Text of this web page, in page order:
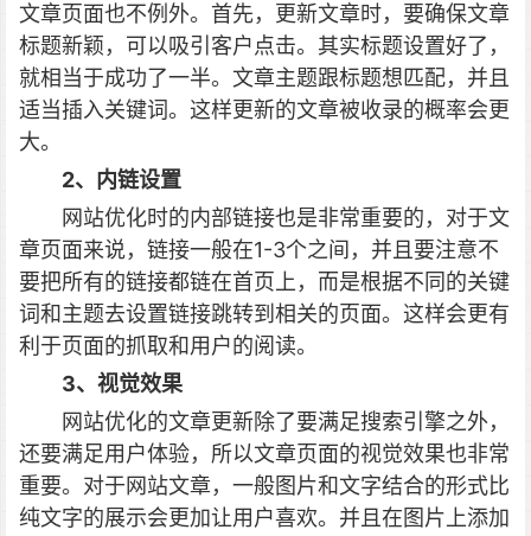
文章页面也不例外。 首先，更新文章时，要确保文章
标题新颖，可以吸引客户点击。其实标题设置好了，
就相当于成功了一半。文章主题跟标题想匹配，并且
适当插入关键词。这样更新的文章被收录的概率会更
大。
2、内链设置
网站优化时的内部链接也是非常重要的，对于文
章页面来说，链接一般在1-3个之间，并且要注意不
要把所有的链接都链在首页上，而是根据不同的关键
词和主题去设置链接跳转到相关的页面。这样会更有
利于页面的抓取和用户的阅读。
3、视觉效果
网站优化的文章更新除了要满足搜索引擎之外，
还要满足用户体验，所以文章页面的视觉效果也非常
重要。对于网站文章，一般图片和文字结合的形式比
纯文字的展示会更加让用户喜欢。并且在图片上添加